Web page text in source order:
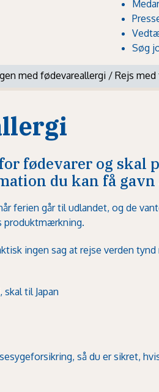
Søg
med fødevareallergi / Rejs
fødevarer og skal
du kan få gavn
ferien går til udlandet, og de
produktmærkning.
ingen sag at rejse verden tynd
til Japan
så du er sikret,